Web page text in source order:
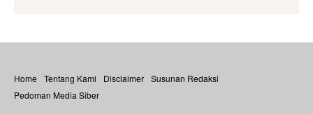
Home Tentang Kami Disclaimer Susunan Redaksi
Pedoman Media Siber